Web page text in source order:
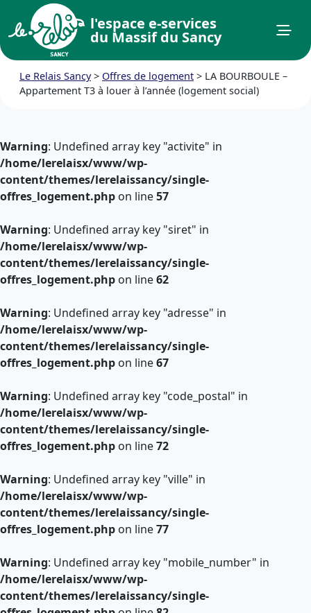
l'espace e-services
du Massif du Sancy
Le Relais Sancy> Offres de logement > LA BOURBOULE –
Appartement T3 à louer à l’année (logement social)
Warning: Undefined array key "activite" in
/home/lerelaisx/www/wp-
content/themes/lerelaissancy/single-
offres_logement.php on line57
Warning: Undefined array key "siret" in
/home/lerelaisx/www/wp-
content/themes/lerelaissancy/single-
offres_logement.php on line62
Warning: Undefined array key "adresse" in
/home/lerelaisx/www/wp-
content/themes/lerelaissancy/single-
offres_logement.php on line67
Warning: Undefined array key "code_postal" in
/home/lerelaisx/www/wp-
content/themes/lerelaissancy/single-
offres_logement.php on line72
Warning: Undefined array key "ville" in
/home/lerelaisx/www/wp-
content/themes/lerelaissancy/single-
offres_logement.php on line77
Warning: Undefined array key "mobile_number" in
/home/lerelaisx/www/wp-
content/themes/lerelaissancy/single-